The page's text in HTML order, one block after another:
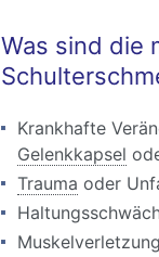
Was sind die
Krankhafte
Gelenkkapsel
Trauma oder